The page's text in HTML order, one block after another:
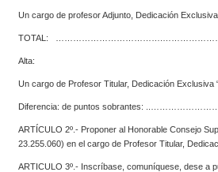
Un cargo de profesor Adjunto, Dedicación
TOTAL:
Alta:
Un cargo de Profesor Titular, Dedicación Exclusiva
Diferencia: de puntos sobrantes:
ARTÍCULO 2º.- Proponer al Honorable Consejo
23.255.060) en el cargo de Profesor Titular,
ARTICULO 3º.- Inscríbase, comuníquese, dese a